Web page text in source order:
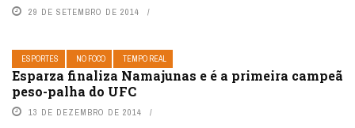
29 DE SETEMBRO DE 2014
ESPORTES NO FOCO TEMPO REAL
Esparza finaliza Namajunas e é a primeira campeã
peso-palha do UFC
13 DE DEZEMBRO DE 2014